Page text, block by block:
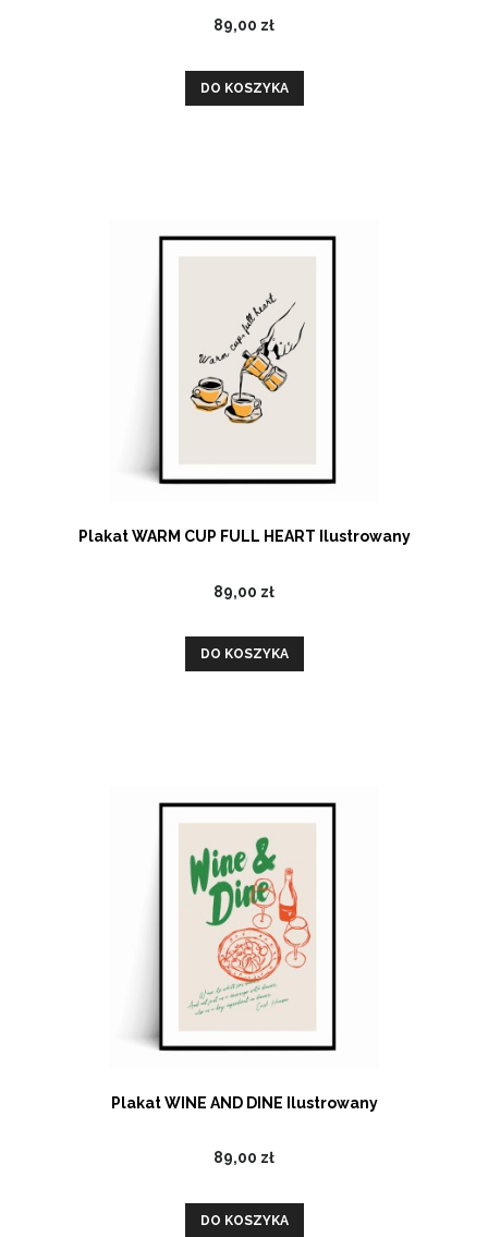
89,00 zł
DO KOSZYKA
Plakat WARM CUP FULL HEART Ilustrowany
89,00 zł
DO KOSZYKA
Plakat WINE AND DINE Ilustrowany
89,00 zł
DO KOSZYKA